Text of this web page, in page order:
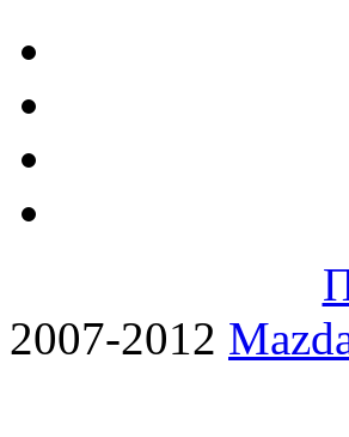
2007-2012